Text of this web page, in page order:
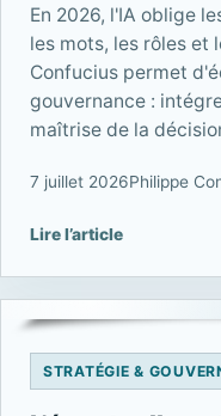
En 2026, l'IA oblige
les mots, les rôles et
Confucius permet
gouvernance :
maîtrise de la
7 juillet 2026Philippe
Lire l’article
STRATÉGIE &